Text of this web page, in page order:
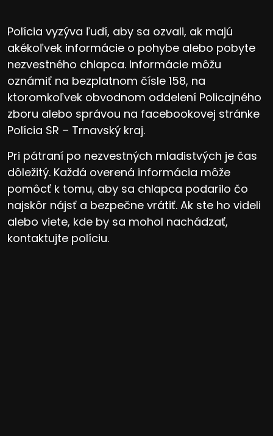
Polícia vyzýva ľudí, aby sa ozvali, ak majú
akékoľvek informácie o pohybe alebo pobyte
nezvestného chlapca. Informácie môžu
oznámiť na bezplatnom čísle 158, na
ktoromkoľvek obvodnom oddelení Policajného
zboru alebo správou na facebookovej stránke
Polícia SR – Trnavský kraj.
Pri pátraní po nezvestných mladistvých je čas
dôležitý. Každá overená informácia môže
pomôcť k tomu, aby sa chlapca podarilo čo
najskôr nájsť a bezpečne vrátiť. Ak ste ho videli
alebo viete, kde by sa mohol nachádzať,
kontaktujte políciu.